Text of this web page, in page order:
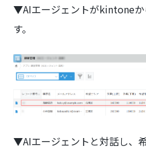
▼AIエージェントがkintoneか
す。
▼AIエージェントと対話し、